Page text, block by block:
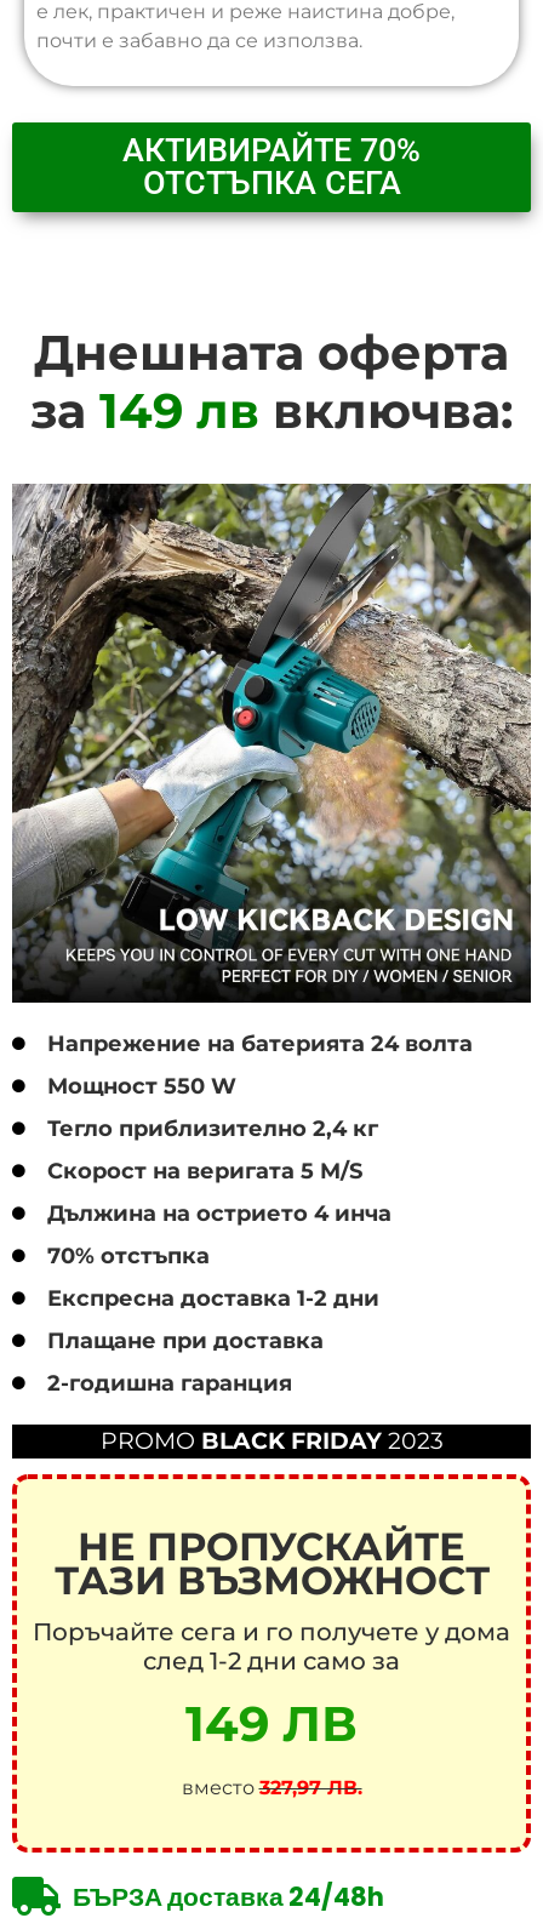
е лек, практичен и реже наистина добре,
почти е забавно да се използва.
АКТИВИРАЙТЕ 70%
ОТСТЪПКА СЕГА
Днешната оферта
за 149 лв включва:
Напрежение на батерията 24 волта
Мощност 550 W
Тегло приблизително 2,4 кг
Скорост на веригата 5 M/S
Дължина на острието 4 инча
70% отстъпка
Експресна доставка 1-2 дни
Плащане при доставка
2-годишна гаранция
PROMO BLACK FRIDAY2023
НЕ ПРОПУСКАЙТЕ
ТАЗИ ВЪЗМОЖНОСТ
Поръчайте сега и го получете у дома
след 1-2 дни само за
149 ЛВ
вместо327,97 ЛВ.
БЪРЗА доставка 24/48h